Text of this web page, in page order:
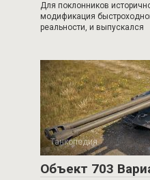
Для поклонников
модификация
реальности, и выпускался
Танкопедия
Объект 703